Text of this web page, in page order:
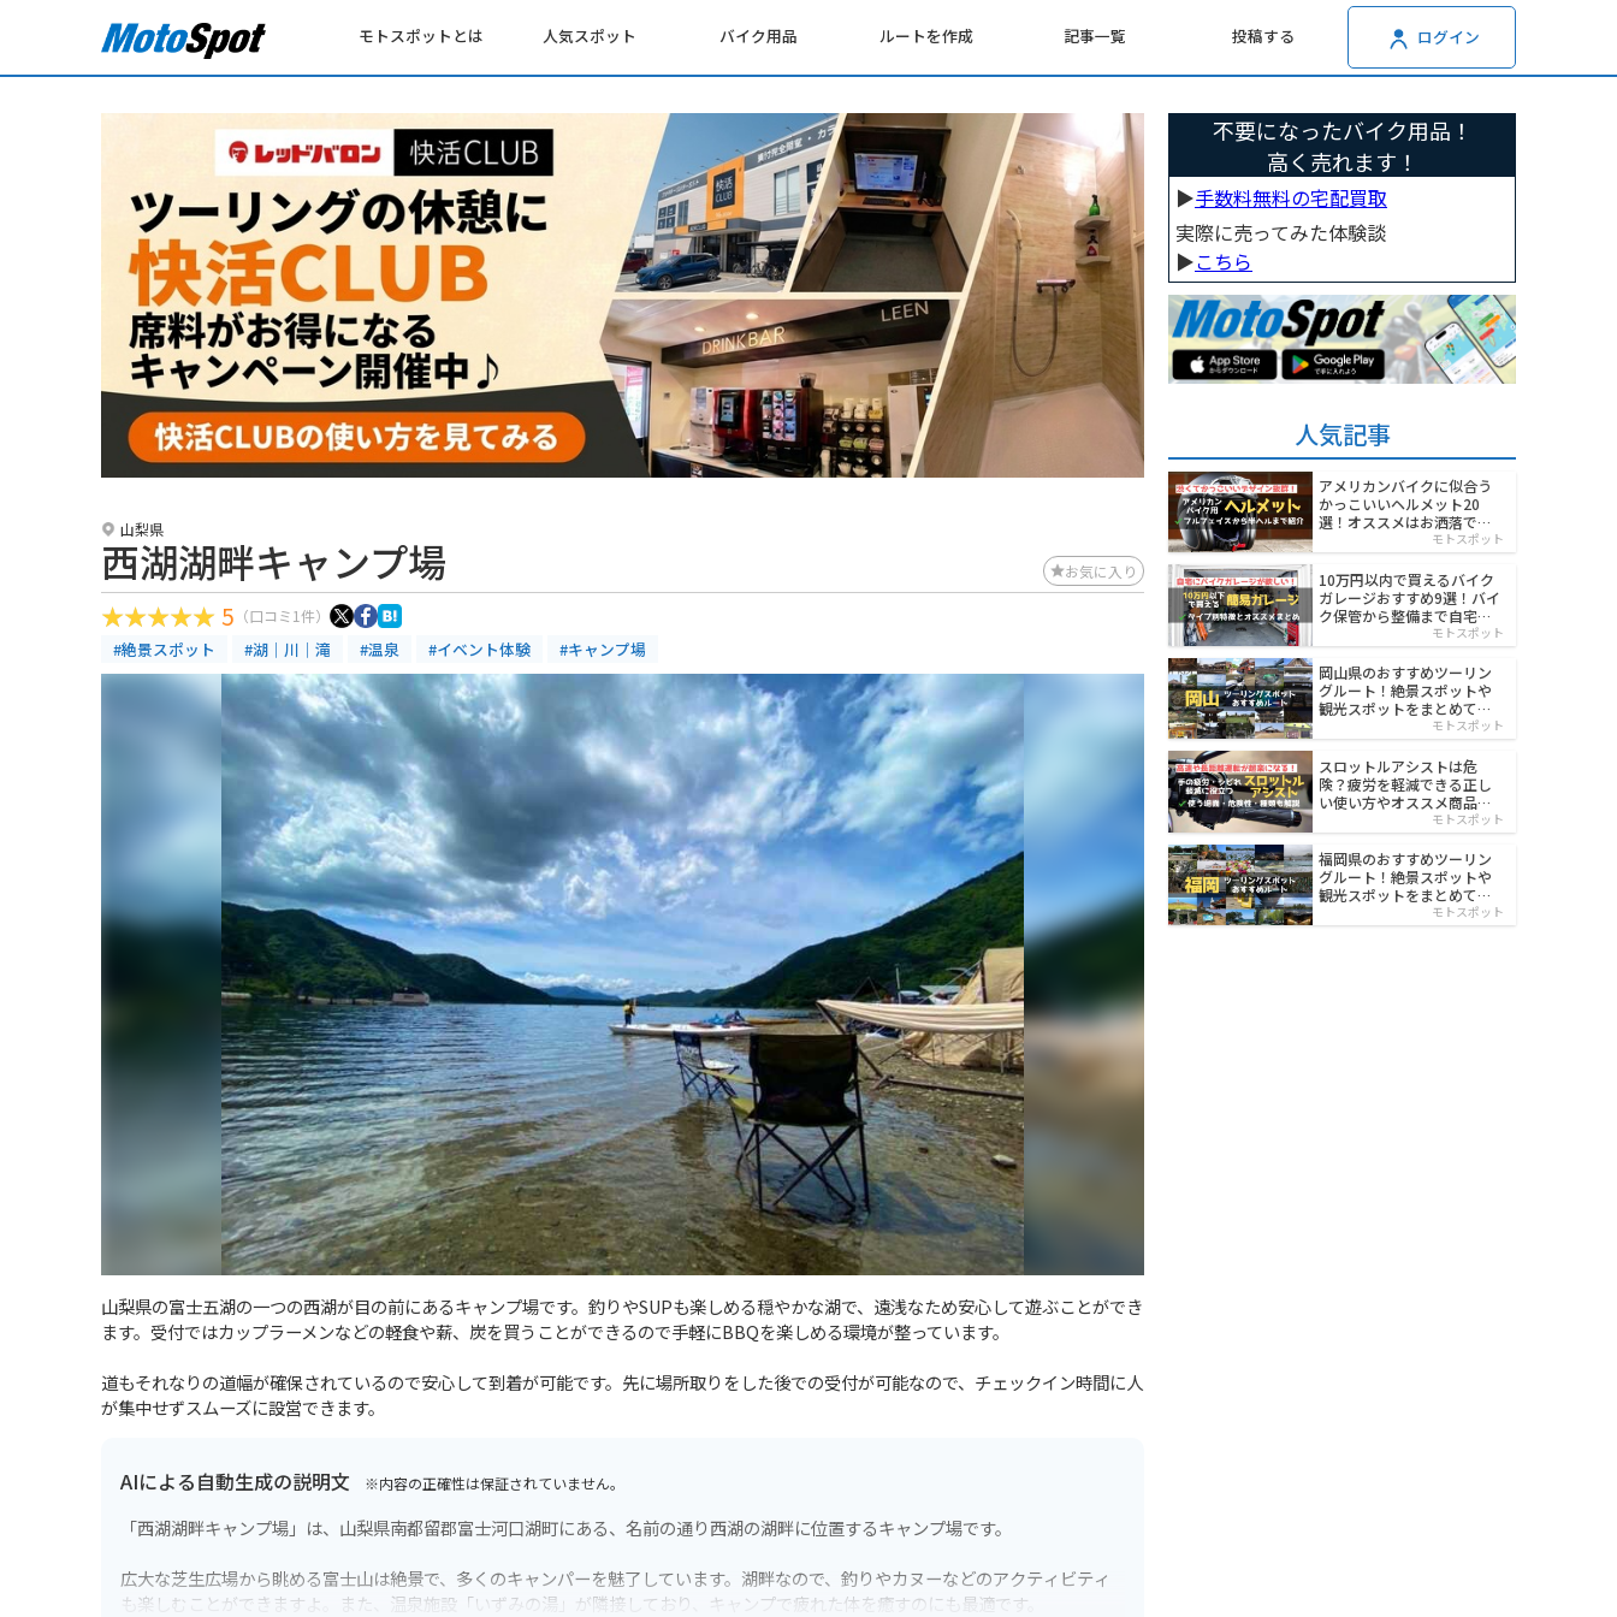
モトスポットとは 人気スポット バイク用品 ルートを作成 記事一覧 投稿する ログイン
山梨県
西湖湖畔キャンプ場 お気に入り
5 （口コミ1件）
#絶景スポット #湖｜川｜滝 #温泉 #イベント体験 #キャンプ場
山梨県の富士五湖の一つの西湖が目の前にあるキャンプ場です。釣りやSUPも楽しめる穏やかな湖で、遠浅なため安心して遊ぶことができ
ます。受付ではカップラーメンなどの軽食や薪、炭を買うことができるので手軽にBBQを楽しめる環境が整っています。
道もそれなりの道幅が確保されているので安心して到着が可能です。先に場所取りをした後での受付が可能なので、チェックイン時間に人
が集中せずスムーズに設営できます。
AIによる自動生成の説明文 ※内容の正確性は保証されていません。
「西湖湖畔キャンプ場」は、山梨県南都留郡富士河口湖町にある、名前の通り西湖の湖畔に位置するキャンプ場です。
広大な芝生広場から眺める富士山は絶景で、多くのキャンパーを魅了しています。湖畔なので、釣りやカヌーなどのアクティビティ
も楽しむことができますよ。また、温泉施設「いずみの湯」が隣接しており、キャンプで疲れた体を癒すのにも最適です。
不要になったバイク用品！
高く売れます！
▶︎手数料無料の宅配買取
実際に売ってみた体験談
▶︎こちら
人気記事
アメリカンバイクに似合う
かっこいいヘルメット20
選！オススメはお洒落でワ
モトスポット
10万円以内で買えるバイク
ガレージおすすめ9選！バイ
ク保管から整備まで自宅で
モトスポット
岡山県のおすすめツーリン
グルート！絶景スポットや
観光スポットをまとめて紹
モトスポット
スロットルアシストは危
険？疲労を軽減できる正し
い使い方やオススメ商品を
モトスポット
福岡県のおすすめツーリン
グルート！絶景スポットや
観光スポットをまとめて紹
モトスポット